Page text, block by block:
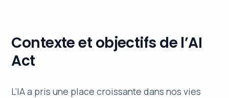
Contexte et objectifs de l’AI
Act
L’IA a pris une place croissante dans nos vies